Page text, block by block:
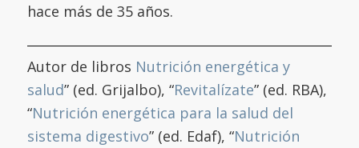
hace más de 35 años.
Autor de libros Nutrición energética y
salud” (ed. Grijalbo), “Revitalízate” (ed. RBA),
“Nutrición energética para la salud del
sistema digestivo” (ed. Edaf), “Nutrición